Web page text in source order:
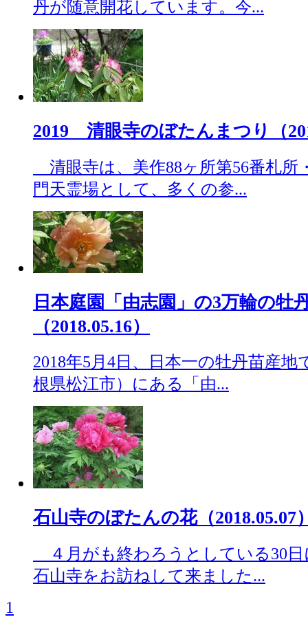
丹が随意開花しています。今...
2019 清眼寺のぼたんまつり（
清眼寺は、美作88ヶ所第56番札所
門天霊場として、多くの参...
日本庭園「由志園」の3万輪の牡
（2018.05.16）
2018年5月4日、日本一の牡丹苗産地
根県松江市）にある「由...
石山寺のぼたんの花（2018.05.07
４月がも終わろうとしている30日
石山寺をお訪ねして来ました...
1